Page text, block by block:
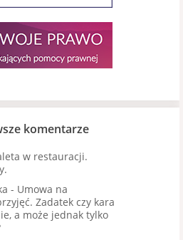
komentarze
w restauracji.
- Umowa na
Zadatek czy kara
a może jednak tylko